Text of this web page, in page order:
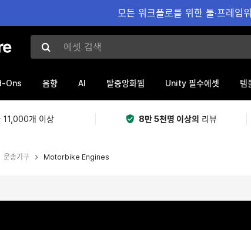
모든 워크플로를 위한 툴·프레
에셋 검색
Ons 음향 AI 탈중앙화웹 Unity 필수에셋 템
11,000개 이상 8만 5천명 이상의 리뷰
운송기구 Motorbike Engines